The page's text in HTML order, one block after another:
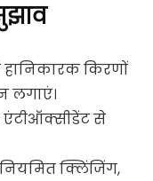
किरणों
लगाएं।
एंटीऑक्सीडेंट से
क्लिंजिंग,